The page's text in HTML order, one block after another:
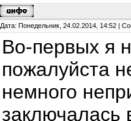
Дата: Понедельник, 24.02.2014, 14:52 |
Во-первых я
пожалуйста
немного
заключалась